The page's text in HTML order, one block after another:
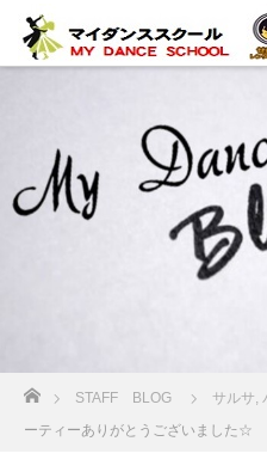
ホーム
STAFF BLOG サルサ,
ーティーありがとうございました☆